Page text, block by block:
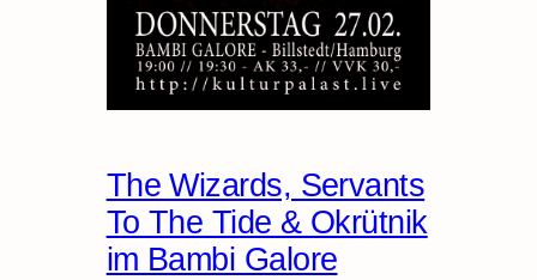
The Wizards, Servants
To The Tide & Okrütnik
im Bambi Galore